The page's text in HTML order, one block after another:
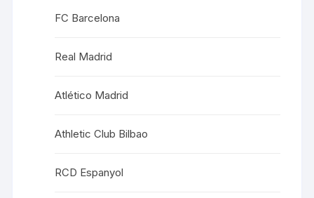
FC Barcelona
Real Madrid
Atlético Madrid
Athletic Club Bilbao
RCD Espanyol